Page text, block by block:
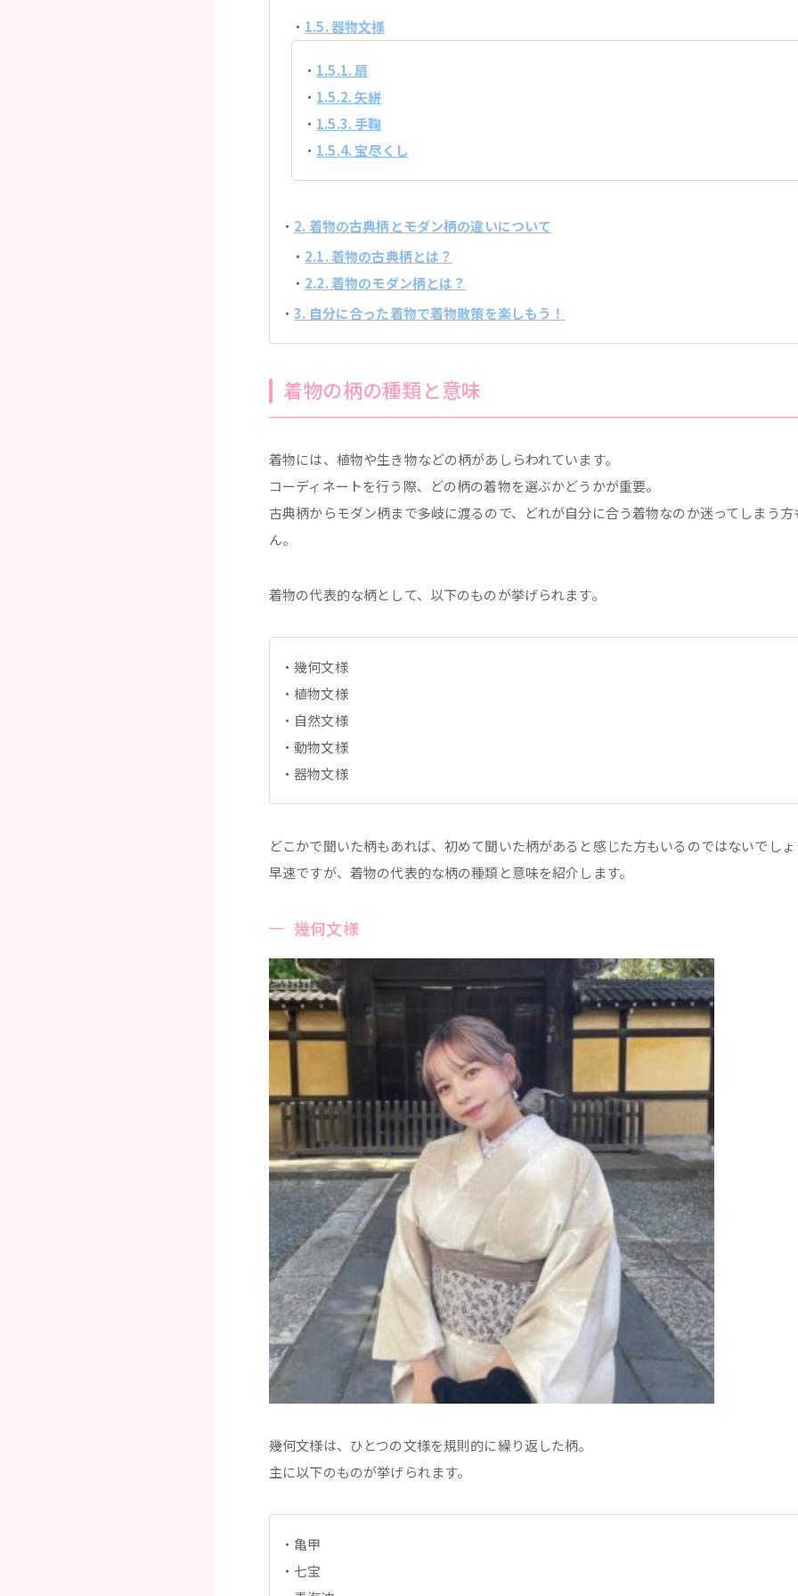
1.5. 器物文様
1.5.1. 扇
1.5.2. 矢絣
1.5.3. 手鞠
1.5.4. 宝尽くし
2. 着物の古典柄とモダン柄の違いについて
2.1. 着物の古典柄とは？
2.2. 着物のモダン柄とは？
3. 自分に合った着物で着物散策を楽しもう！
着物の柄の種類と意味
着物には、植物や生き物などの柄があしらわれています。
コーディネートを行う際、どの柄の着物を選ぶかどうかが重要。
古典柄からモダン柄まで多岐に渡るので、どれが自分に合う着物なのか迷ってしまう
ん。
着物の代表的な柄として、以下のものが挙げられます。
幾何文様
植物文様
自然文様
動物文様
器物文様
どこかで聞いた柄もあれば、初めて聞いた柄があると感じた方もいるのではないでし
早速ですが、着物の代表的な柄の種類と意味を紹介します。
幾何文様
幾何文様は、ひとつの文様を規則的に繰り返した柄。
主に以下のものが挙げられます。
亀甲
七宝